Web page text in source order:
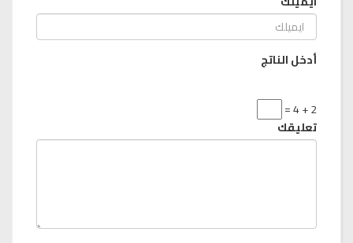
أدخل الناتج
2 + 4 =
تعليقك